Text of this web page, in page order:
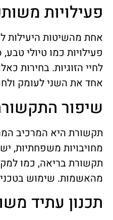
פעילויות
אחת מהשיטות היעילות
פעילויות כמו טיולי
לחיי הזוגיות. בחירות
אחד את השני לעומק
שיפור
תקשורת היא המרכיב
מחויבויות משפחתיות,
תקשורת בריאה, כמו
מהאשמות. שימוש
תכנון עתיד